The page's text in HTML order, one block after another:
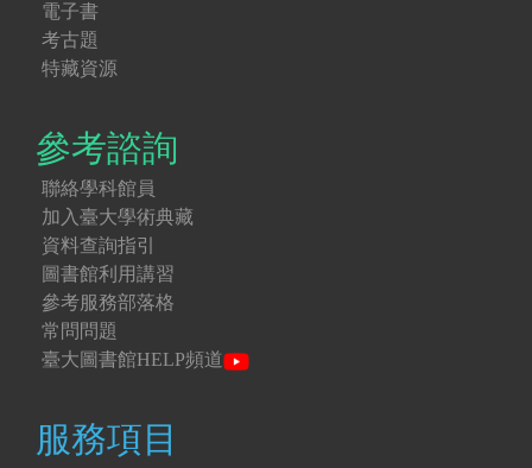
電子書
考古題
特藏資源
參考諮詢
聯絡學科館員
加入臺大學術典藏
資料查詢指引
圖書館利用講習
參考服務部落格
常問問題
臺大圖書館HELP頻道
服務項目